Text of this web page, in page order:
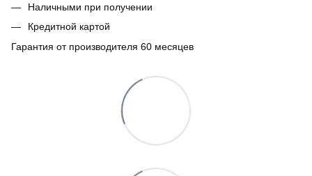
Наличными при получении
Кредитной картой
Гарантия от производителя 60 месяцев